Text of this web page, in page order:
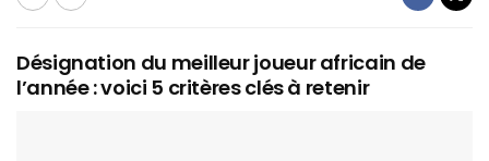
Désignation du meilleur joueur africain de
l’année : voici 5 critères clés à retenir